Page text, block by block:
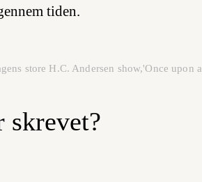
tiden.
store H.C. Andersen show,'Once upon a
skrevet?